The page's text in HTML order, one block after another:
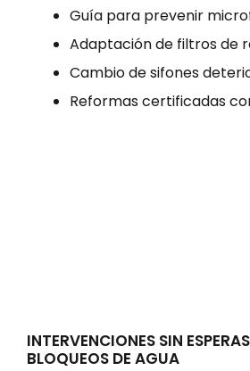
Guía para prevenir
Adaptación de filtros de
Cambio de sifones
Reformas certificadas
INTERVENCIONES SIN
BLOQUEOS DE AGUA